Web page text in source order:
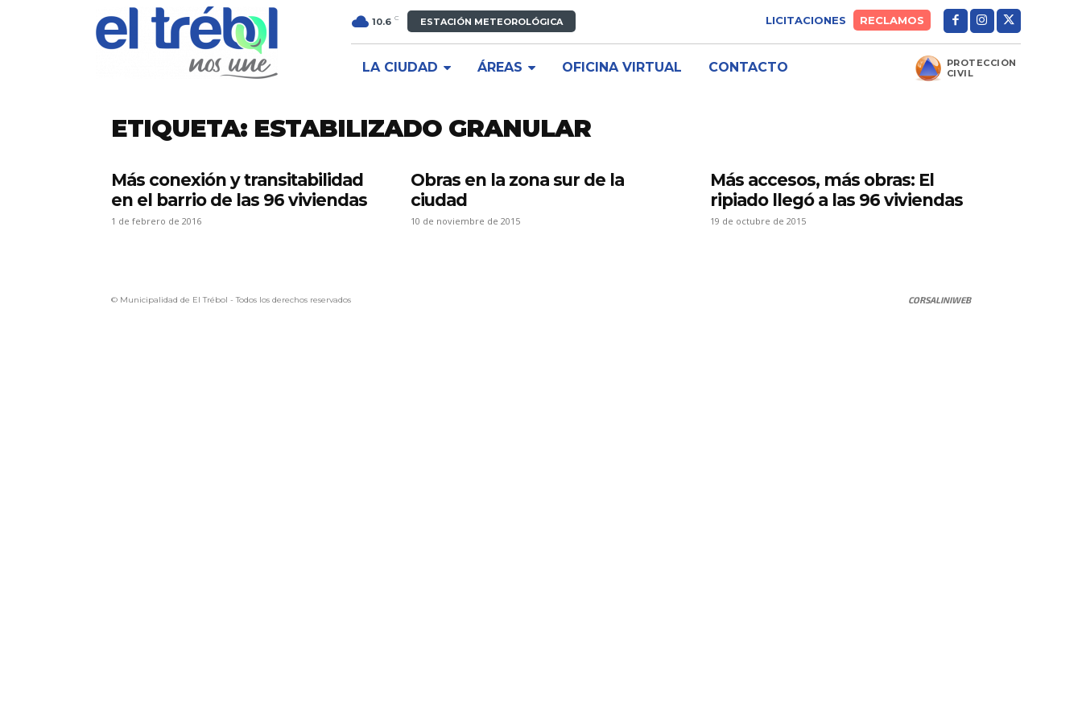
10.6 C ESTACIÓN METEOROLÓGICA LICITACIONES RECLAMOS
LA CIUDAD ÁREAS OFICINA VIRTUAL CONTACTO
PROTECCIÓN
CIVIL
ETIQUETA: ESTABILIZADO GRANULAR
Más conexión y transitabilidad
en el barrio de las 96 viviendas
1 de febrero de 2016
Obras en la zona sur de la
ciudad
10 de noviembre de 2015
Más accesos, más obras: El
ripiado llegó a las 96 viviendas
19 de octubre de 2015
CORSALINIWEB
© Municipalidad de El Trébol - Todos los derechos reservados